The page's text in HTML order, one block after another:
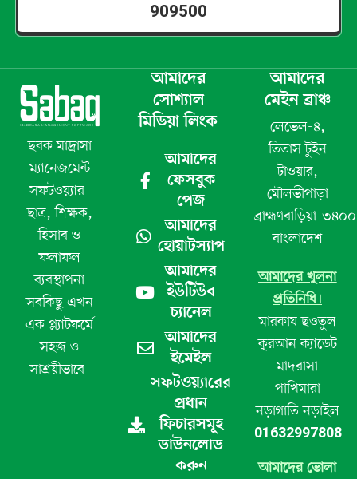
909500
ছবক মাদ্রাসা
ম্যানেজমেন্ট
সফটওয়্যার।
ছাত্র, শিক্ষক,
হিসাব ও
ফলাফল
ব্যবস্থাপনা
সবকিছু এখন
এক প্ল্যাটফর্মে
সহজ ও
সাশ্রয়ীভাবে।
আমাদের
সোশ্যাল
মিডিয়া লিংক
আমাদের
ফেসবুক
পেজ
আমাদের
হোয়াটস্যাপ
আমাদের
ইউটিউব
চ্যানেল
আমাদের
ইমেইল
সফটওয়্যারের
প্রধান
ফিচারসমূহ
ডাউনলোড
করুন
আমাদের
মেইন ব্রাঞ্চ
লেভেল-৪,
তিতাস টুইন
টাওয়ার,
মৌলভীপাড়া
ব্রাহ্মণবাড়িয়া-৩৪০০
বাংলাদেশ
আমাদের খুলনা
প্রতিনিধি।
মারকায ছওতুল
কুরআন ক্যাডেট
মাদরাসা
পাখিমারা
নড়াগাতি নড়াইল
01632997808
আমাদের ভোলা